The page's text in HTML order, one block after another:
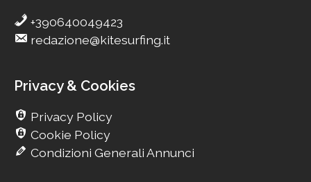
+390640049423
redazione@kitesurfing.it
Privacy & Cookies
Privacy Policy
Cookie Policy
Condizioni Generali Annunci